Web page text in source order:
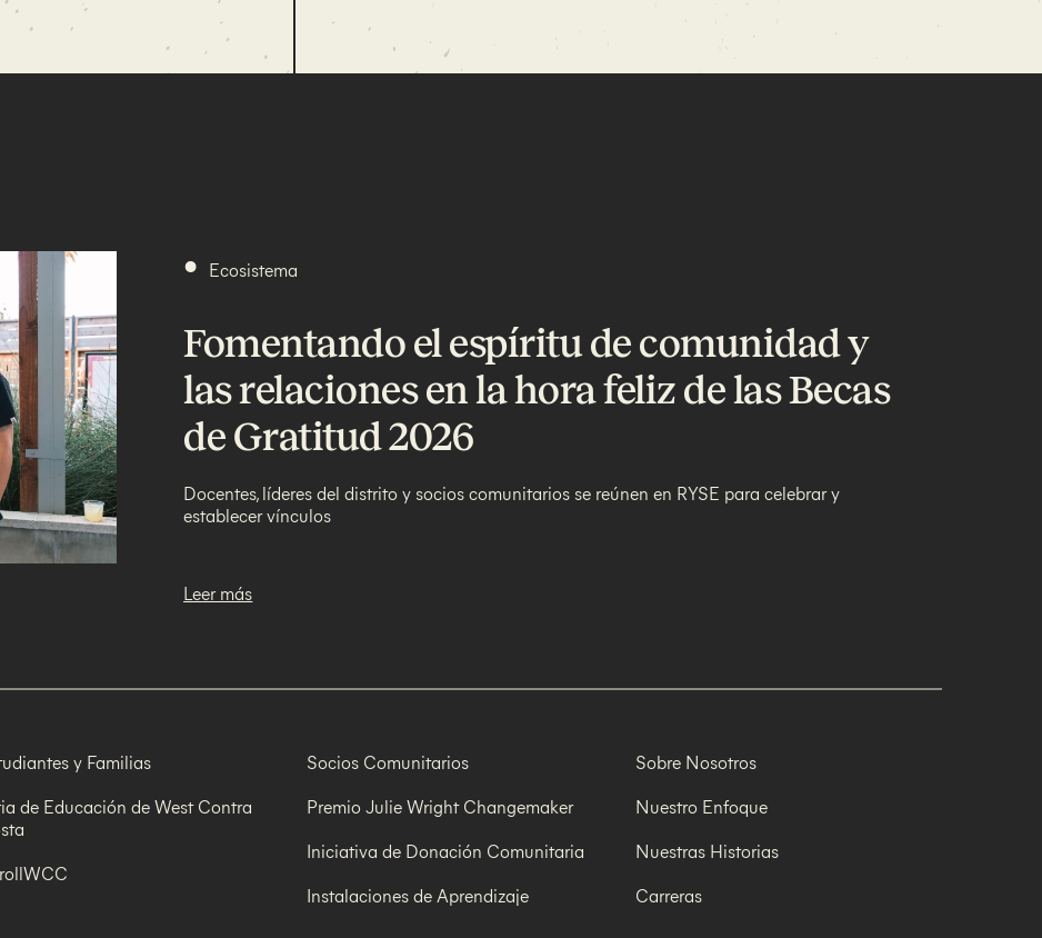
• Ecosistema
Fomentando el espíritu de comunidad y
las relaciones en la hora feliz de las Becas
de Gratitud 2026
Docentes, líderes del distrito y socios comunitarios se reúnen en RYSE para celebrar y
establecer vínculos
Leer más
y Familias
de Educación de West Contra
Socios Comunitarios
Premio Julie Wright Changemaker
Iniciativa de Donación Comunitaria
Instalaciones de Aprendizaje
Sobre Nosotros
Nuestro Enfoque
Nuestras Historias
Carreras